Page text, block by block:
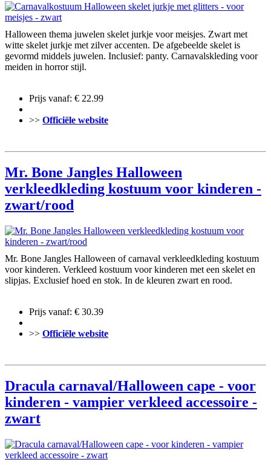
Halloween thema juwelen skelet jurkje voor meisjes. Zwart met
witte skelet jurkje met zilver accenten. De afgebeelde skelet is
gevormd middels juwelen. Inclusief: panty. Carnavalskleding voor
meiden in horror stijl.
Prijs vanaf: € 22.99
>> Officiële website
Mr. Bone Jangles Halloween
verkleedkleding kostuum voor kinderen -
zwart/rood
Mr. Bone Jangles Halloween of carnaval verkleedkleding kostuum
voor kinderen. Verkleed kostuum voor kinderen met een skelet en
slipjas. Exclusief hoed en stok. In de kleuren zwart en rood.
Prijs vanaf: € 30.39
>> Officiële website
Dracula carnaval/Halloween cape - voor
kinderen - vampier verkleed accessoire -
zwart